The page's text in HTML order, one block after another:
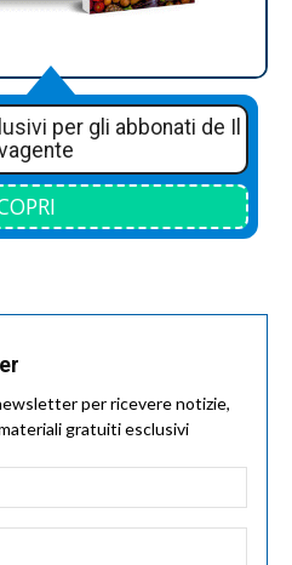
per gli abbonati de Il
per ricevere notizie,
gratuiti esclusivi